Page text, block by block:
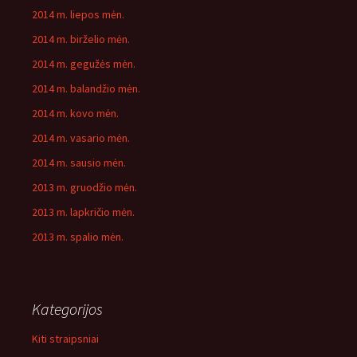
2014 m. liepos mėn.
2014 m. birželio mėn.
2014 m. gegužės mėn.
2014 m. balandžio mėn.
2014 m. kovo mėn.
2014 m. vasario mėn.
2014 m. sausio mėn.
2013 m. gruodžio mėn.
2013 m. lapkričio mėn.
2013 m. spalio mėn.
Kategorijos
Kiti straipsniai